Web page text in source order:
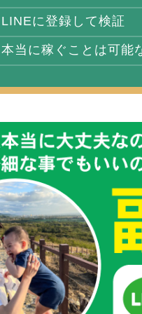
LINEに登録して検証
本当に稼ぐことは可能